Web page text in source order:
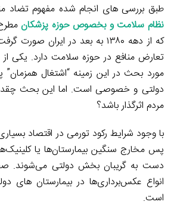
طبق بررسی های انجام شده مفهوم تضاد
نظام سلامت و بخصوص حوزه پزشکان
که از دهه ۱۳۸۰ به بعد در ایران
تعارض منافع در حوزه سلامت دارد. یکی
مورد بحث در این زمینه “اشتغال
دولتی و خصوصی است. اما این بحث
مردم اثرگذار باشد؟
با وجود شرایط رکود تورمی در اقتصاد
پس مخارج سنگین بیمارستان‌ها یا
دست به گریبان بخش دولتی می‌شوند.
انواع عکس‌برداری‌ها در بیمارستان های
است.